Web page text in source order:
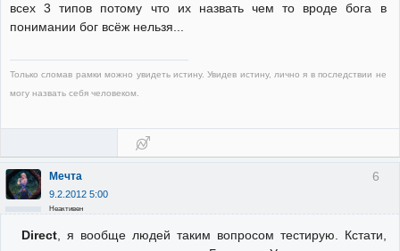
всех 3 типов потому что их назвать чем то вроде бога в
понимании бог всёж нельзя...
Только сломав рамки можно увидеть истину. Увидев истину, лично я в последствии не
могу назвать себя человеком.
6
Мечта
9.2.2012 5:00
Неактивен
Direct, я вообще людей таким вопросом тестирую. Кстати,